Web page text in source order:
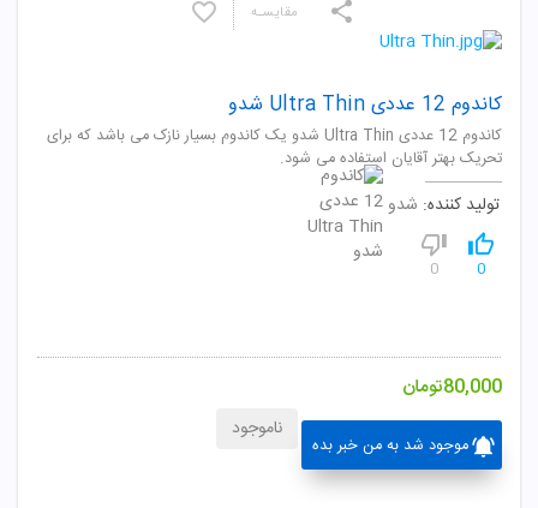
کاندوم 12 عددی Ultra Thin شدو
کاندوم 12 عددی Ultra Thin شدو یک کاندوم بسیار نازک می باشد که برای
تحریک بهتر آقایان استفاده می شود.
تولید کننده: شدو
0
0
80,000تومان
موجود شد به من خبر بده
ناموجود
مقایسـه